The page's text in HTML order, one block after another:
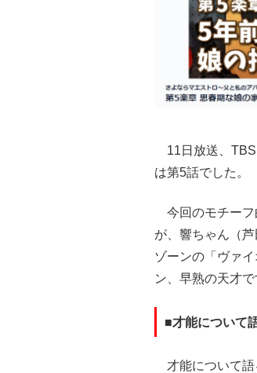
11日放送、TBS
は第5話でした。
今回のモチーフ
が、響ちゃん（
ゾーンの「ヴァ
ン、早熟の天才
■才能について
才能について語